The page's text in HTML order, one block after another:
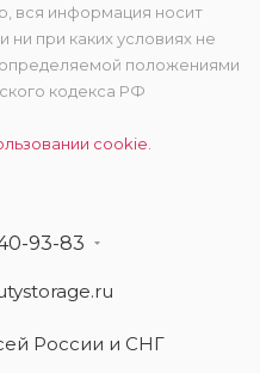
вся информация носит
ни при каких условиях не
положениями
кодекса РФ
cookie.
93-83
России и СНГ